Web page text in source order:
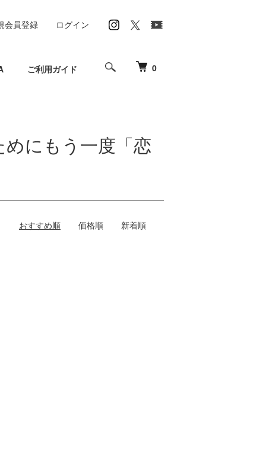
0
ご利用ガイド
会員登録 ログイン
にもう一度「恋
おすすめ順 価格順 新着順